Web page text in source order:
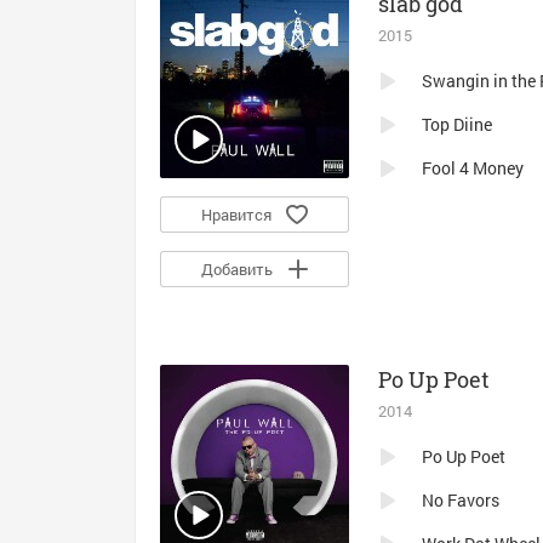
2015
Нравится
Добавить
Swangin in the
Top Diine
Fool 4 Money
Po Up Poet
2014
Po Up Poet
No Favors